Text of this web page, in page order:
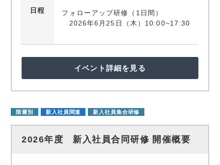
日程
フォローアップ研修（1日間）
2026年6月25日（木）10:00~17:30
イベント詳細を見る
階層別 新入社員関連 新入社員集合研修
2026年度 新入社員合同研修 開催概要